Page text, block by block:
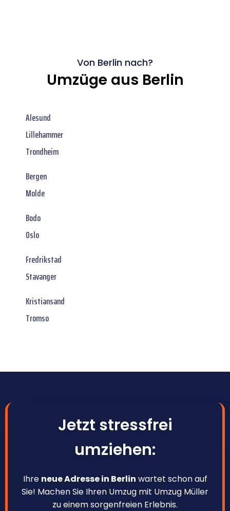
Von Berlin nach?
Umzüge aus Berlin
Alesund
Lillehammer
Trondheim
Bergen
Molde
Bodo
Oslo
Fredrikstad
Stavanger
Kristiansand
Tromso
Jetzt stressfrei
umziehen:
Ihre neue Adresse in Berlin wartet schon auf
Sie! Machen Sie Ihren Umzug mit Umzug Müller
zu einem sorgenfreien Erlebnis.